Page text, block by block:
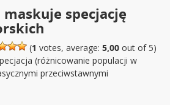
specjację
(1 votes, average: 5,00out of 5)
(różnicowanie populacji w
przeciwstawnymi